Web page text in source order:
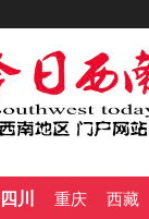
四川 重庆 西藏